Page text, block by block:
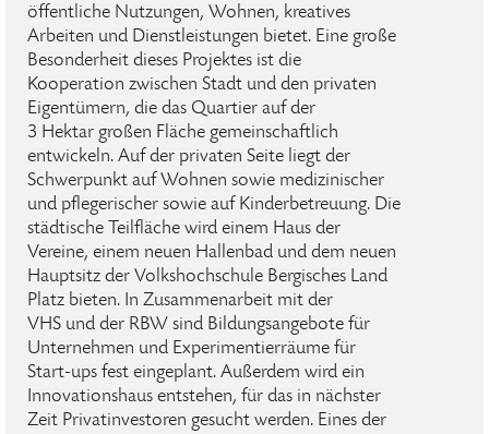
öffentliche Nutzungen, Wohnen, kreatives
Arbeiten und Dienstleistungen bietet. Eine große
Besonderheit dieses Projektes ist die
Kooperation zwischen Stadt und den privaten
Eigentümern, die das Quartier auf der
3 Hektar großen Fläche gemeinschaftlich
entwickeln. Auf der privaten Seite liegt der
Schwerpunkt auf Wohnen sowie medizinischer
und pflegerischer sowie auf Kinderbetreuung. Die
städtische Teilfläche wird einem Haus der
Vereine, einem neuen Hallenbad und dem neuen
Hauptsitz der Volkshochschule Bergisches Land
Platz bieten. In Zusammenarbeit mit der
VHS und der RBW sind Bildungsangebote für
Unternehmen und Experimentierräume für
Start-ups fest eingeplant. Außerdem wird ein
Innovationshaus entstehen, für das in nächster
Zeit Privatinvestoren gesucht werden. Eines der